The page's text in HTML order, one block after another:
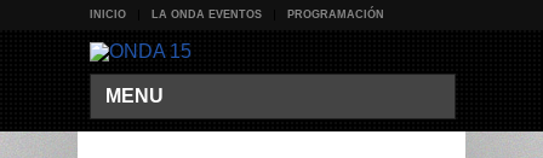
INICIO LA ONDA EVENTOS PROGRAMACIÓN
MENU